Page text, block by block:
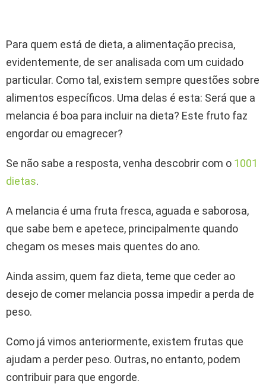
Para quem está de dieta, a alimentação precisa,
evidentemente, de ser analisada com um cuidado
particular. Como tal, existem sempre questões sobre
alimentos específicos. Uma delas é esta: Será que a
melancia é boa para incluir na dieta? Este fruto faz
engordar ou emagrecer?
Se não sabe a resposta, venha descobrir com o 1001
dietas.
A melancia é uma fruta fresca, aguada e saborosa,
que sabe bem e apetece, principalmente quando
chegam os meses mais quentes do ano.
Ainda assim, quem faz dieta, teme que ceder ao
desejo de comer melancia possa impedir a perda de
peso.
Como já vimos anteriormente, existem frutas que
ajudam a perder peso. Outras, no entanto, podem
contribuir para que engorde.